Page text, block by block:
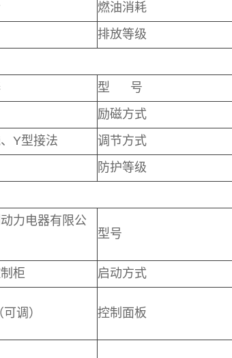
燃油消耗
排放等级
型 号
励磁方式
Y型接法 调节方式
防护等级
力电器有限公
型号
柜 启动方式
调） 控制面板